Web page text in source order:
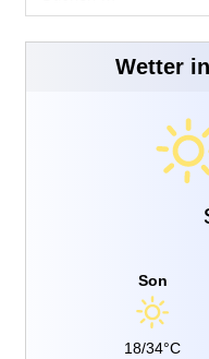
nach:
Wetter
Son
18/34°C